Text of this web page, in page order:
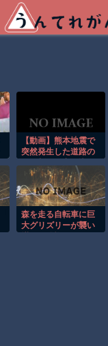
【動画】熊本地震で
突然発生した道路の
でしまうセイコー運
輸。
森を走る自転車に巨
大グリズリーが襲い